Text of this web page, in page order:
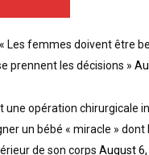
Les femmes doivent être
prennent les décisions »
une opération chirurgicale
un bébé « miracle » dont
de son corps August